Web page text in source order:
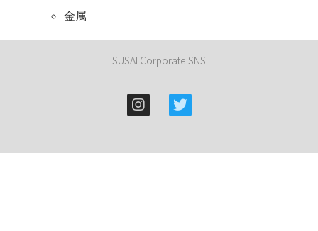
金属
SUSAI Corporate SNS